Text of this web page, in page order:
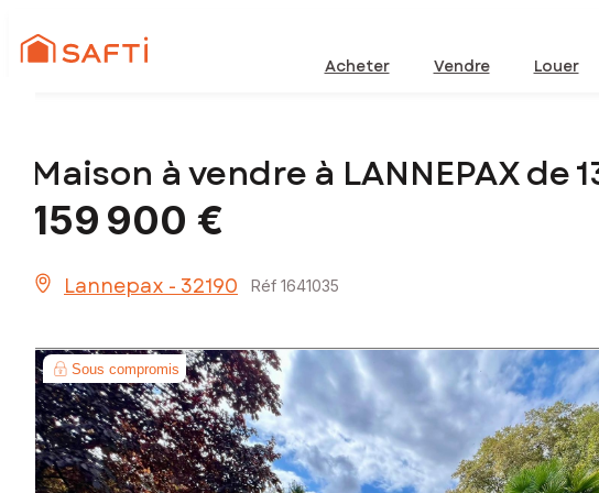
Acheter Vendre Louer
Maison à vendre à LANNEPAX de
159 900 €
Lannepax - 32190 Réf 1641035
Sous compromis